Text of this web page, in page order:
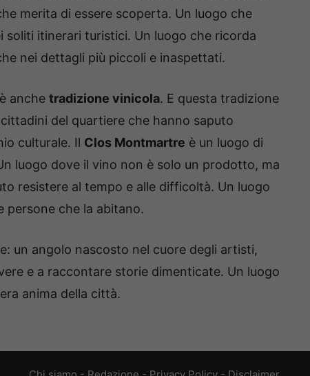
merita di essere scoperta. Un luogo che
soliti itinerari turistici. Un luogo che ricorda
nei dettagli più piccoli e inaspettati.
anche tradizione vinicola. E questa tradizione
del quartiere che hanno saputo
culturale. Il Clos Montmartre è un luogo di
luogo dove il vino non è solo un prodotto, ma
resistere al tempo e alle difficoltà. Un luogo
persone che la abitano.
un angolo nascosto nel cuore degli artisti,
e a raccontare storie dimenticate. Un luogo
anima della città.